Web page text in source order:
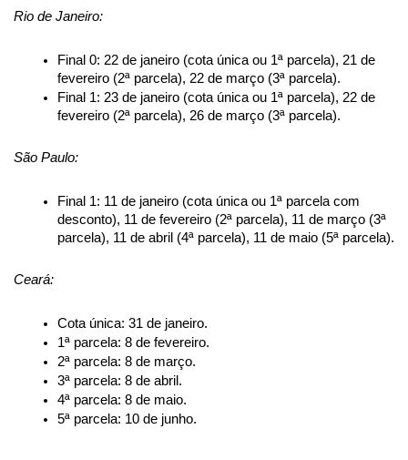
Rio de Janeiro:
Final 0: 22 de janeiro (cota única ou 1ª parcela), 21 de
fevereiro (2ª parcela), 22 de março (3ª parcela).
Final 1: 23 de janeiro (cota única ou 1ª parcela), 22 de
fevereiro (2ª parcela), 26 de março (3ª parcela).
São Paulo:
Final 1: 11 de janeiro (cota única ou 1ª parcela com
desconto), 11 de fevereiro (2ª parcela), 11 de março (3ª
parcela), 11 de abril (4ª parcela), 11 de maio (5ª parcela).
Ceará:
Cota única: 31 de janeiro.
1ª parcela: 8 de fevereiro.
2ª parcela: 8 de março.
3ª parcela: 8 de abril.
4ª parcela: 8 de maio.
5ª parcela: 10 de junho.